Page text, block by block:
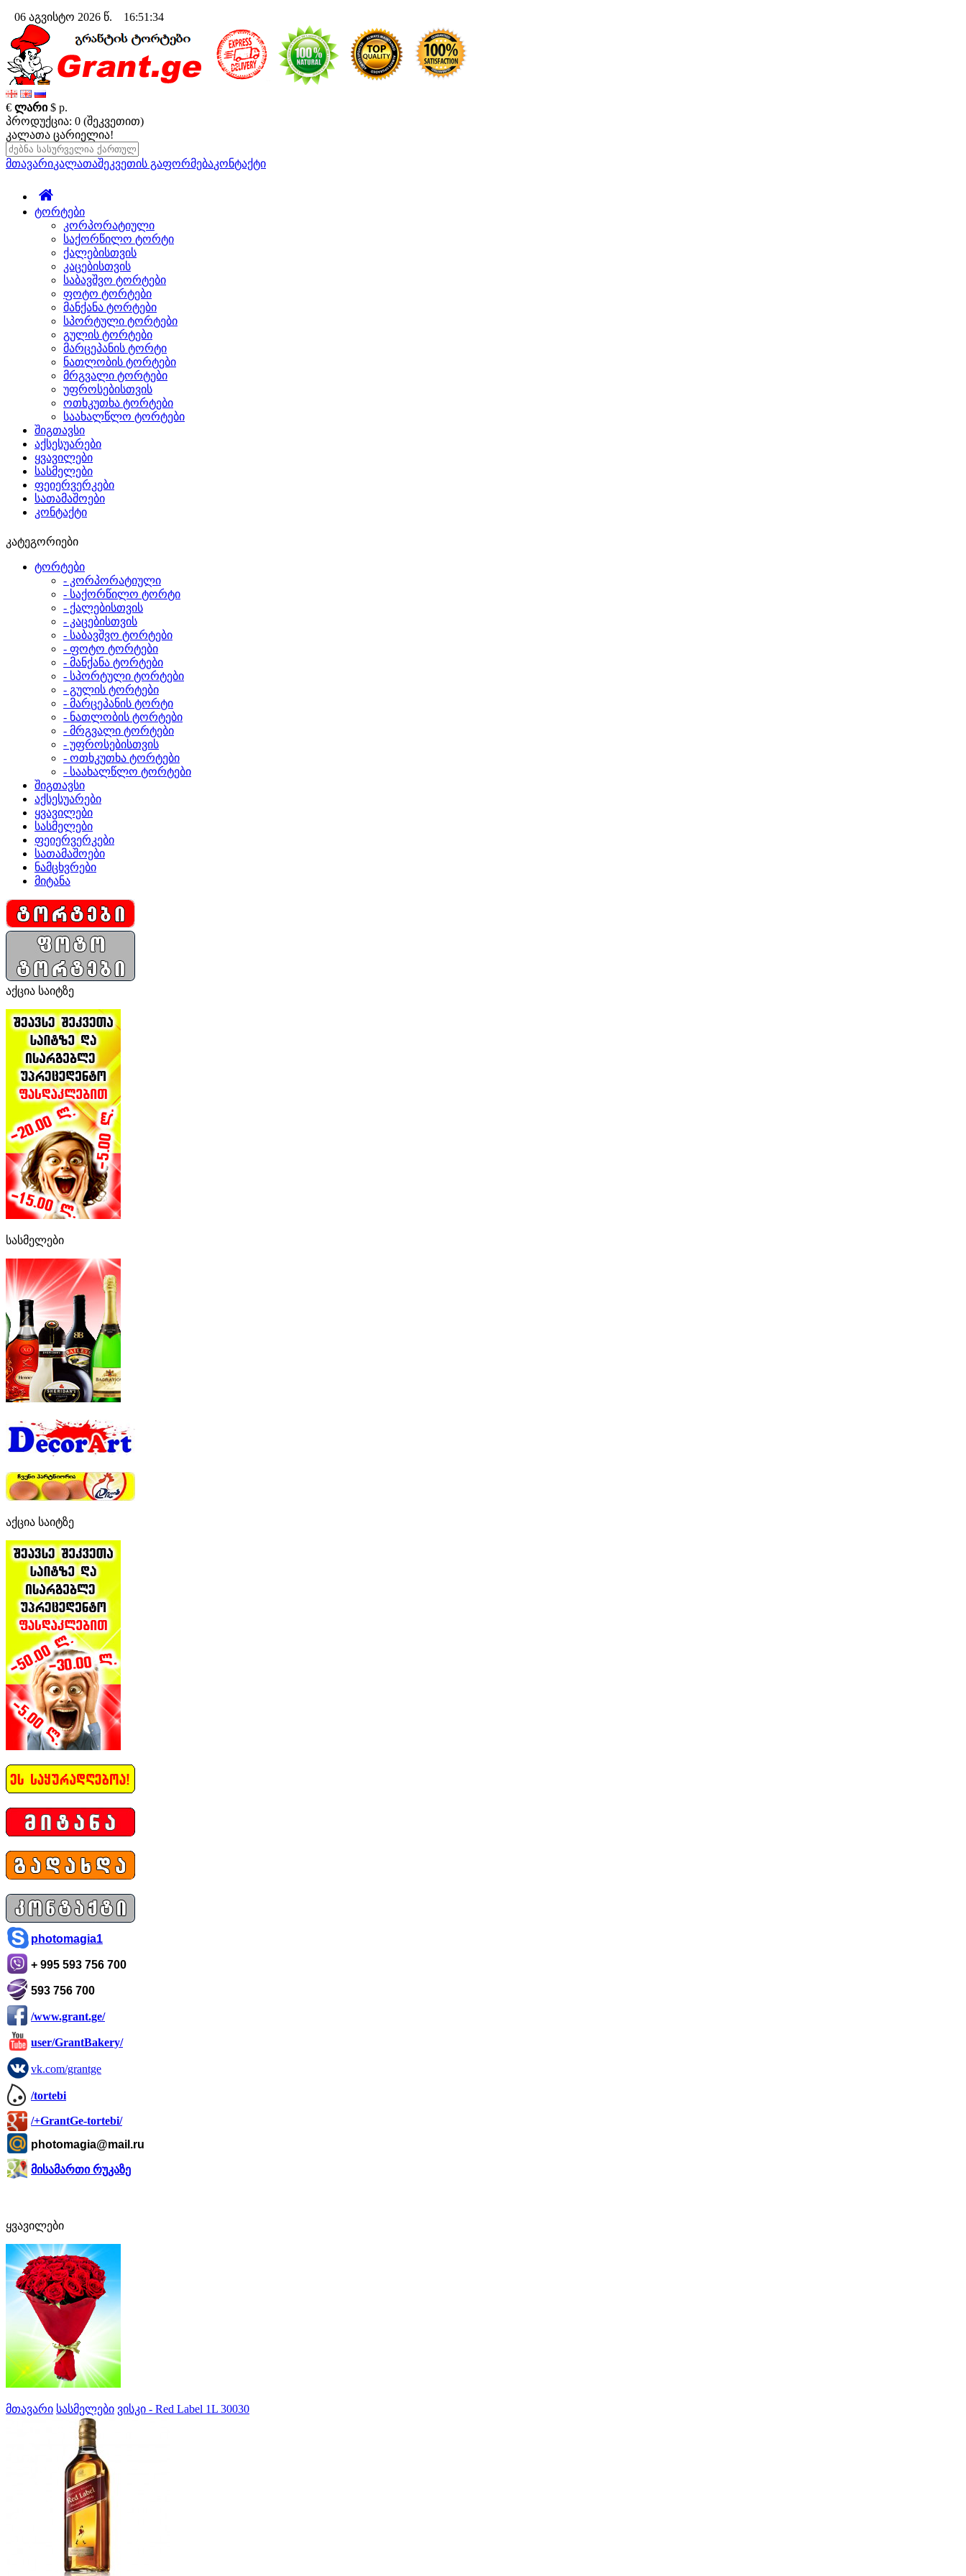
06 აგვისტო 2026 წ. 16:51:35
€ ლარი $ р.
პროდუქცია: 0 (შეკვეთით)
კალათა ცარიელია!
მთავარიკალათაშეკვეთის გაფორმებაკონტაქტი
ტორტები
კორპორატიული
საქორწილო ტორტი
ქალებისთვის
კაცებისთვის
საბავშვო ტორტები
ფოტო ტორტები
მანქანა ტორტები
სპორტული ტორტები
გულის ტორტები
მარცეპანის ტორტი
ნათლობის ტორტები
მრგვალი ტორტები
უფროსებისთვის
ოთხკუთხა ტორტები
საახალწლო ტორტები
შიგთავსი
აქსესუარები
ყვავილები
სასმელები
ფეიერვერკები
სათამაშოები
კონტაქტი
კატეგორიები
ტორტები
- კორპორატიული
- საქორწილო ტორტი
- ქალებისთვის
- კაცებისთვის
- საბავშვო ტორტები
- ფოტო ტორტები
- მანქანა ტორტები
- სპორტული ტორტები
- გულის ტორტები
- მარცეპანის ტორტი
- ნათლობის ტორტები
- მრგვალი ტორტები
- უფროსებისთვის
- ოთხკუთხა ტორტები
- საახალწლო ტორტები
შიგთავსი
აქსესუარები
ყვავილები
სასმელები
ფეიერვერკები
სათამაშოები
ნამცხვრები
მიტანა
აქცია საიტზე
სასმელები
აქცია საიტზე
photomagia1
+ 995 593 756 700
593 756 700
/www.grant.ge/
user/GrantBakery/
vk.com/grantge
/tortebi
/+GrantGe-tortebi/
photomagia@mail.ru
მისამართი რუკაზე
ყვავილები
მთავარი სასმელები ვისკი - Red Label 1L 30030